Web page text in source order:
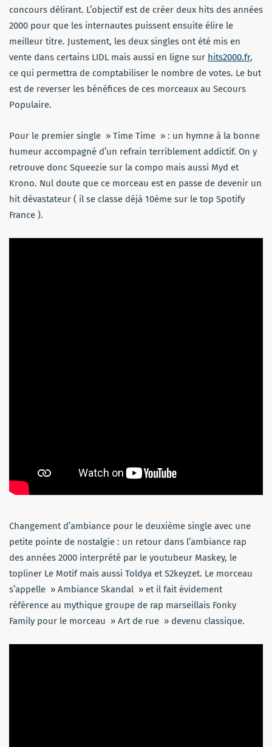
concours délirant. L’objectif est de créer deux hits des années
2000 pour que les internautes puissent ensuite élire le
meilleur titre. Justement, les deux singles ont été mis en
vente dans certains LIDL mais aussi en ligne sur hits2000.fr,
ce qui permettra de comptabiliser le nombre de votes. Le but
est de reverser les bénéfices de ces morceaux au Secours
Populaire.
Pour le premier single » Time Time » : un hymne à la bonne
humeur accompagné d’un refrain terriblement addictif. On y
retrouve donc Squeezie sur la compo mais aussi Myd et
Krono. Nul doute que ce morceau est en passe de devenir un
hit dévastateur ( il se classe déjà 10ème sur le top Spotify
France ).
Changement d’ambiance pour le deuxième single avec une
petite pointe de nostalgie : un retour dans l’ambiance rap
des années 2000 interprété par le youtubeur Maskey, le
topliner Le Motif mais aussi Toldya et S2keyzet. Le morceau
s’appelle » Ambiance Skandal » et il fait évidement
référence au mythique groupe de rap marseillais Fonky
Family pour le morceau » Art de rue » devenu classique.